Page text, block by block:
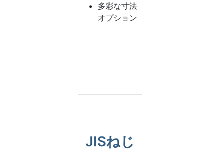
多彩な寸法
オプション
JISねじ